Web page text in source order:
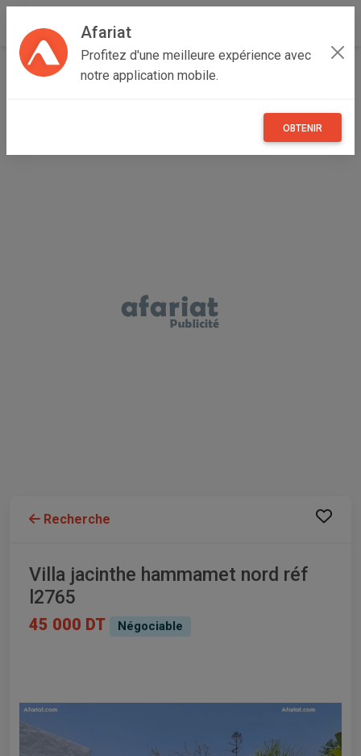
Afariat
Profitez d'une meilleure expérience avec
notre application mobile.
OBTENIR
Accueil Immobilier Cap bon - Sahel
Villa JACINTHE Hammamet Nord Réf L2765
Recherche
Villa jacinthe hammamet nord réf
l2765
45 000 DT Négociable